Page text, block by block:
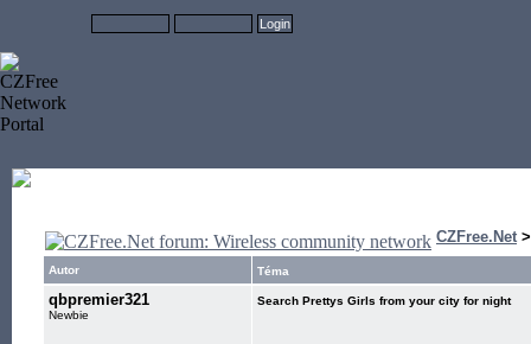
CZFree.Net
Autor Téma
qbpremier321
Newbie
Search Prettys Girls from your city for night